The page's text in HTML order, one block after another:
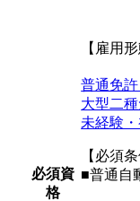
【雇用
必須資
格
普通免許
大型二
未経験
【必須条
■普通自